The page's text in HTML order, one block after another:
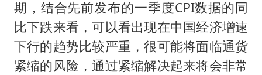
期，结合先前发布的一季度CPI数据的同
比下跌来看，可以看出现在中国经济增速
下行的趋势比较严重，很可能将面临通货
紧缩的风险，通过紧缩解决起来将会非常